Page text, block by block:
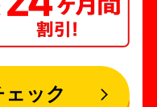
ック